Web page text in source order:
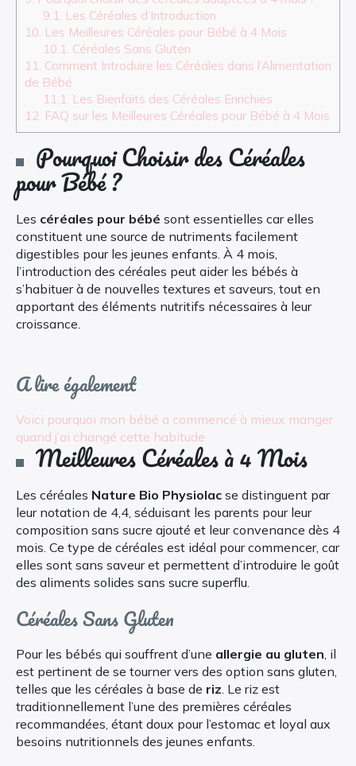
9.1. Les Céréales d’Introduction
10. Les Meilleures Céréales pour Bébé à 4 Mois
10.1. Céréales Sans Gluten
11. Comment Introduire les Céréales dans l’Alimentation
de Bébé
11.1. Les Bienfaits des Céréales Enrichies
12. FAQ sur les Meilleures Céréales pour Bébé à 4 Mois
Pourquoi Choisir des Céréales
pour Bébé ?
Les céréales pour bébé sont essentielles car elles
constituent une source de nutriments facilement
digestibles pour les jeunes enfants. À 4 mois,
l’introduction des céréales peut aider les bébés à
s’habituer à de nouvelles textures et saveurs, tout en
apportant des éléments nutritifs nécessaires à leur
croissance.
A lire également
Voici pourquoi mon bébé a commencé à mieux manger
quand j’ai changé cette habitude
Meilleures Céréales à 4 Mois
Les céréales Nature Bio Physiolac se distinguent par
leur notation de 4,4, séduisant les parents pour leur
composition sans sucre ajouté et leur convenance dès 4
mois. Ce type de céréales est idéal pour commencer, car
elles sont sans saveur et permettent d’introduire le goût
des aliments solides sans sucre superflu.
Céréales Sans Gluten
Pour les bébés qui souffrent d’une allergie au gluten, il
est pertinent de se tourner vers des option sans gluten,
telles que les céréales à base de riz. Le riz est
traditionnellement l’une des premières céréales
recommandées, étant doux pour l’estomac et loyal aux
besoins nutritionnels des jeunes enfants.